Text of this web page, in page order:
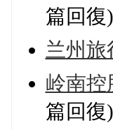
篇回復)
兰州
岭南控
篇回復)